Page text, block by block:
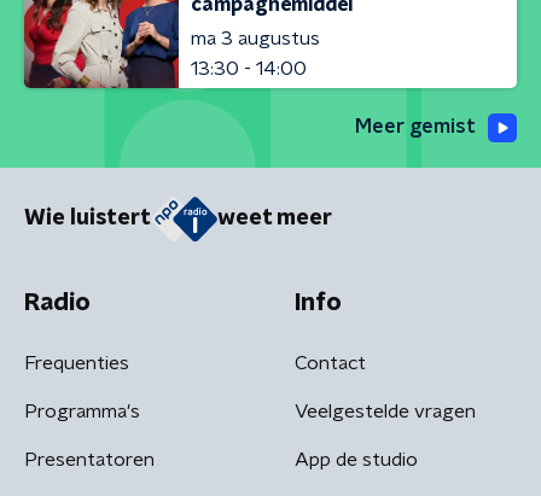
campagnemiddel
ma 3 augustus
13:30 - 14:00
Meer gemist
Wie luistert weet meer
Radio
Frequenties
Programma's
Presentatoren
Info
Contact
Veelgestelde vragen
App de studio